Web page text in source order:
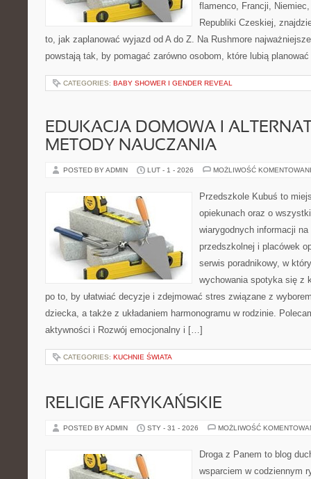
flamenco, Francji,
Republiki Czeskiej,
to, jak zaplanować wyjazd od A do Z. Na Rushmore
powstają tak, by pomagać zarówno osobom, które lubią
CATEGORIES: BABY SHOWER I GENDER REVEAL
EDUKACJA DOMOWA I
METODY NAUCZANIA
POSTED BY ADMIN LUT - 1 - 2026 MOŻLIWOŚĆ
Przedszkole Kubuś to
opiekunach oraz o
wiarygodnych informacji
przedszkolnej i placówek
serwis poradnikowy, w
wychowania spotyka się z
po to, by ułatwiać decyzje i zdejmować stres związane z
dziecka, a także z układaniem harmonogramu w rodzinie.
aktywności i Rozwój emocjonalny i […]
CATEGORIES: KUCHNIE ŚWIATA
RELIGIE AFRYKAŃSKIE
POSTED BY ADMIN STY - 31 - 2026 MOŻLIWOŚĆ
Droga z Panem to blog
wsparciem w codziennym